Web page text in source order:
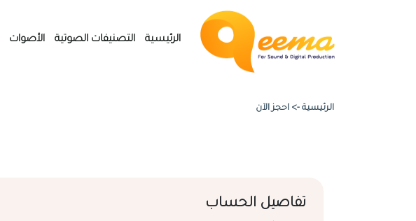
الرئيسية التصنيفات الصوتية الأصوات
الرئيسية -> احجز الآن
تفاصيل الحساب